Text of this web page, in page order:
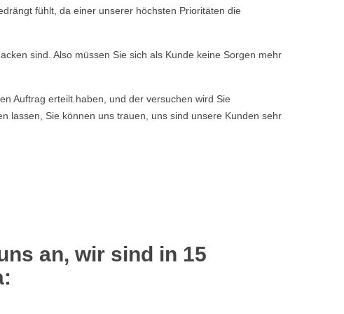
fühlt, da einer unserer höchsten Prioritäten die
sind. Also müssen Sie sich als Kunde keine Sorgen mehr
Auftrag erteilt haben, und der versuchen wird Sie
lassen, Sie können uns trauen, uns sind unsere Kunden sehr
an, wir sind in 15